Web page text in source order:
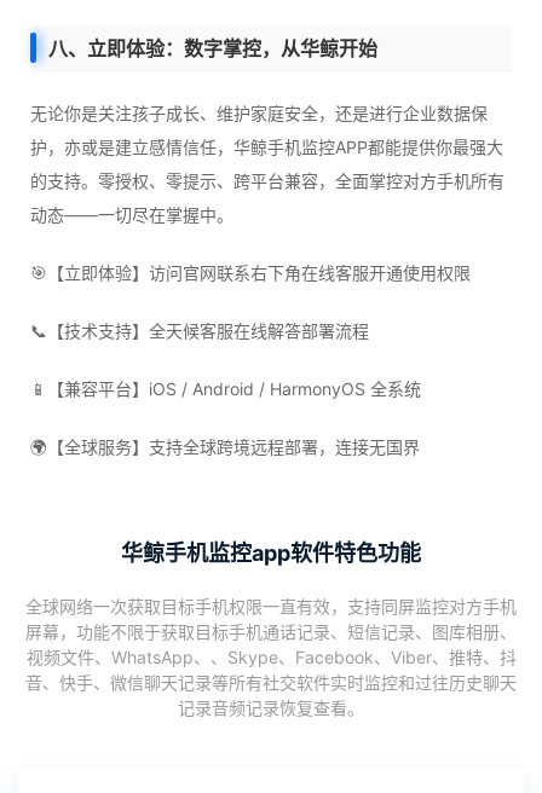
八、立即体验：数字掌控，从华鲸开始
无论你是关注孩子成长、维护家庭安全，还是进行企业数据保
护，亦或是建立感情信任，华鲸手机监控APP都能提供你最强大
的支持。零授权、零提示、跨平台兼容，全面掌控对方手机所有
动态——一切尽在掌握中。
🎯【立即体验】访问官网联系右下角在线客服开通使用权限
📞【技术支持】全天候客服在线解答部署流程
📱【兼容平台】iOS / Android / HarmonyOS 全系统
🌍【全球服务】支持全球跨境远程部署，连接无国界
华鲸手机监控app软件特色功能
全球网络一次获取目标手机权限一直有效，支持同屏监控对方手机
屏幕，功能不限于获取目标手机通话记录、短信记录、图库相册、
视频文件、WhatsApp、、Skype、Facebook、Viber、推特、抖
音、快手、微信聊天记录等所有社交软件实时监控和过往历史聊天
记录音频记录恢复查看。